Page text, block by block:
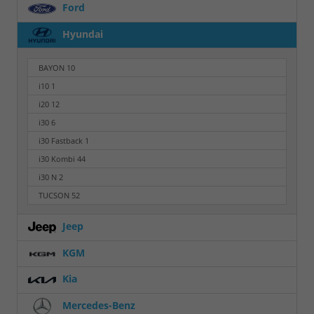
Ford
Hyundai
BAYON 10
i10 1
i20 12
i30 6
i30 Fastback 1
i30 Kombi 44
i30 N 2
TUCSON 52
Jeep
KGM
Kia
Mercedes-Benz